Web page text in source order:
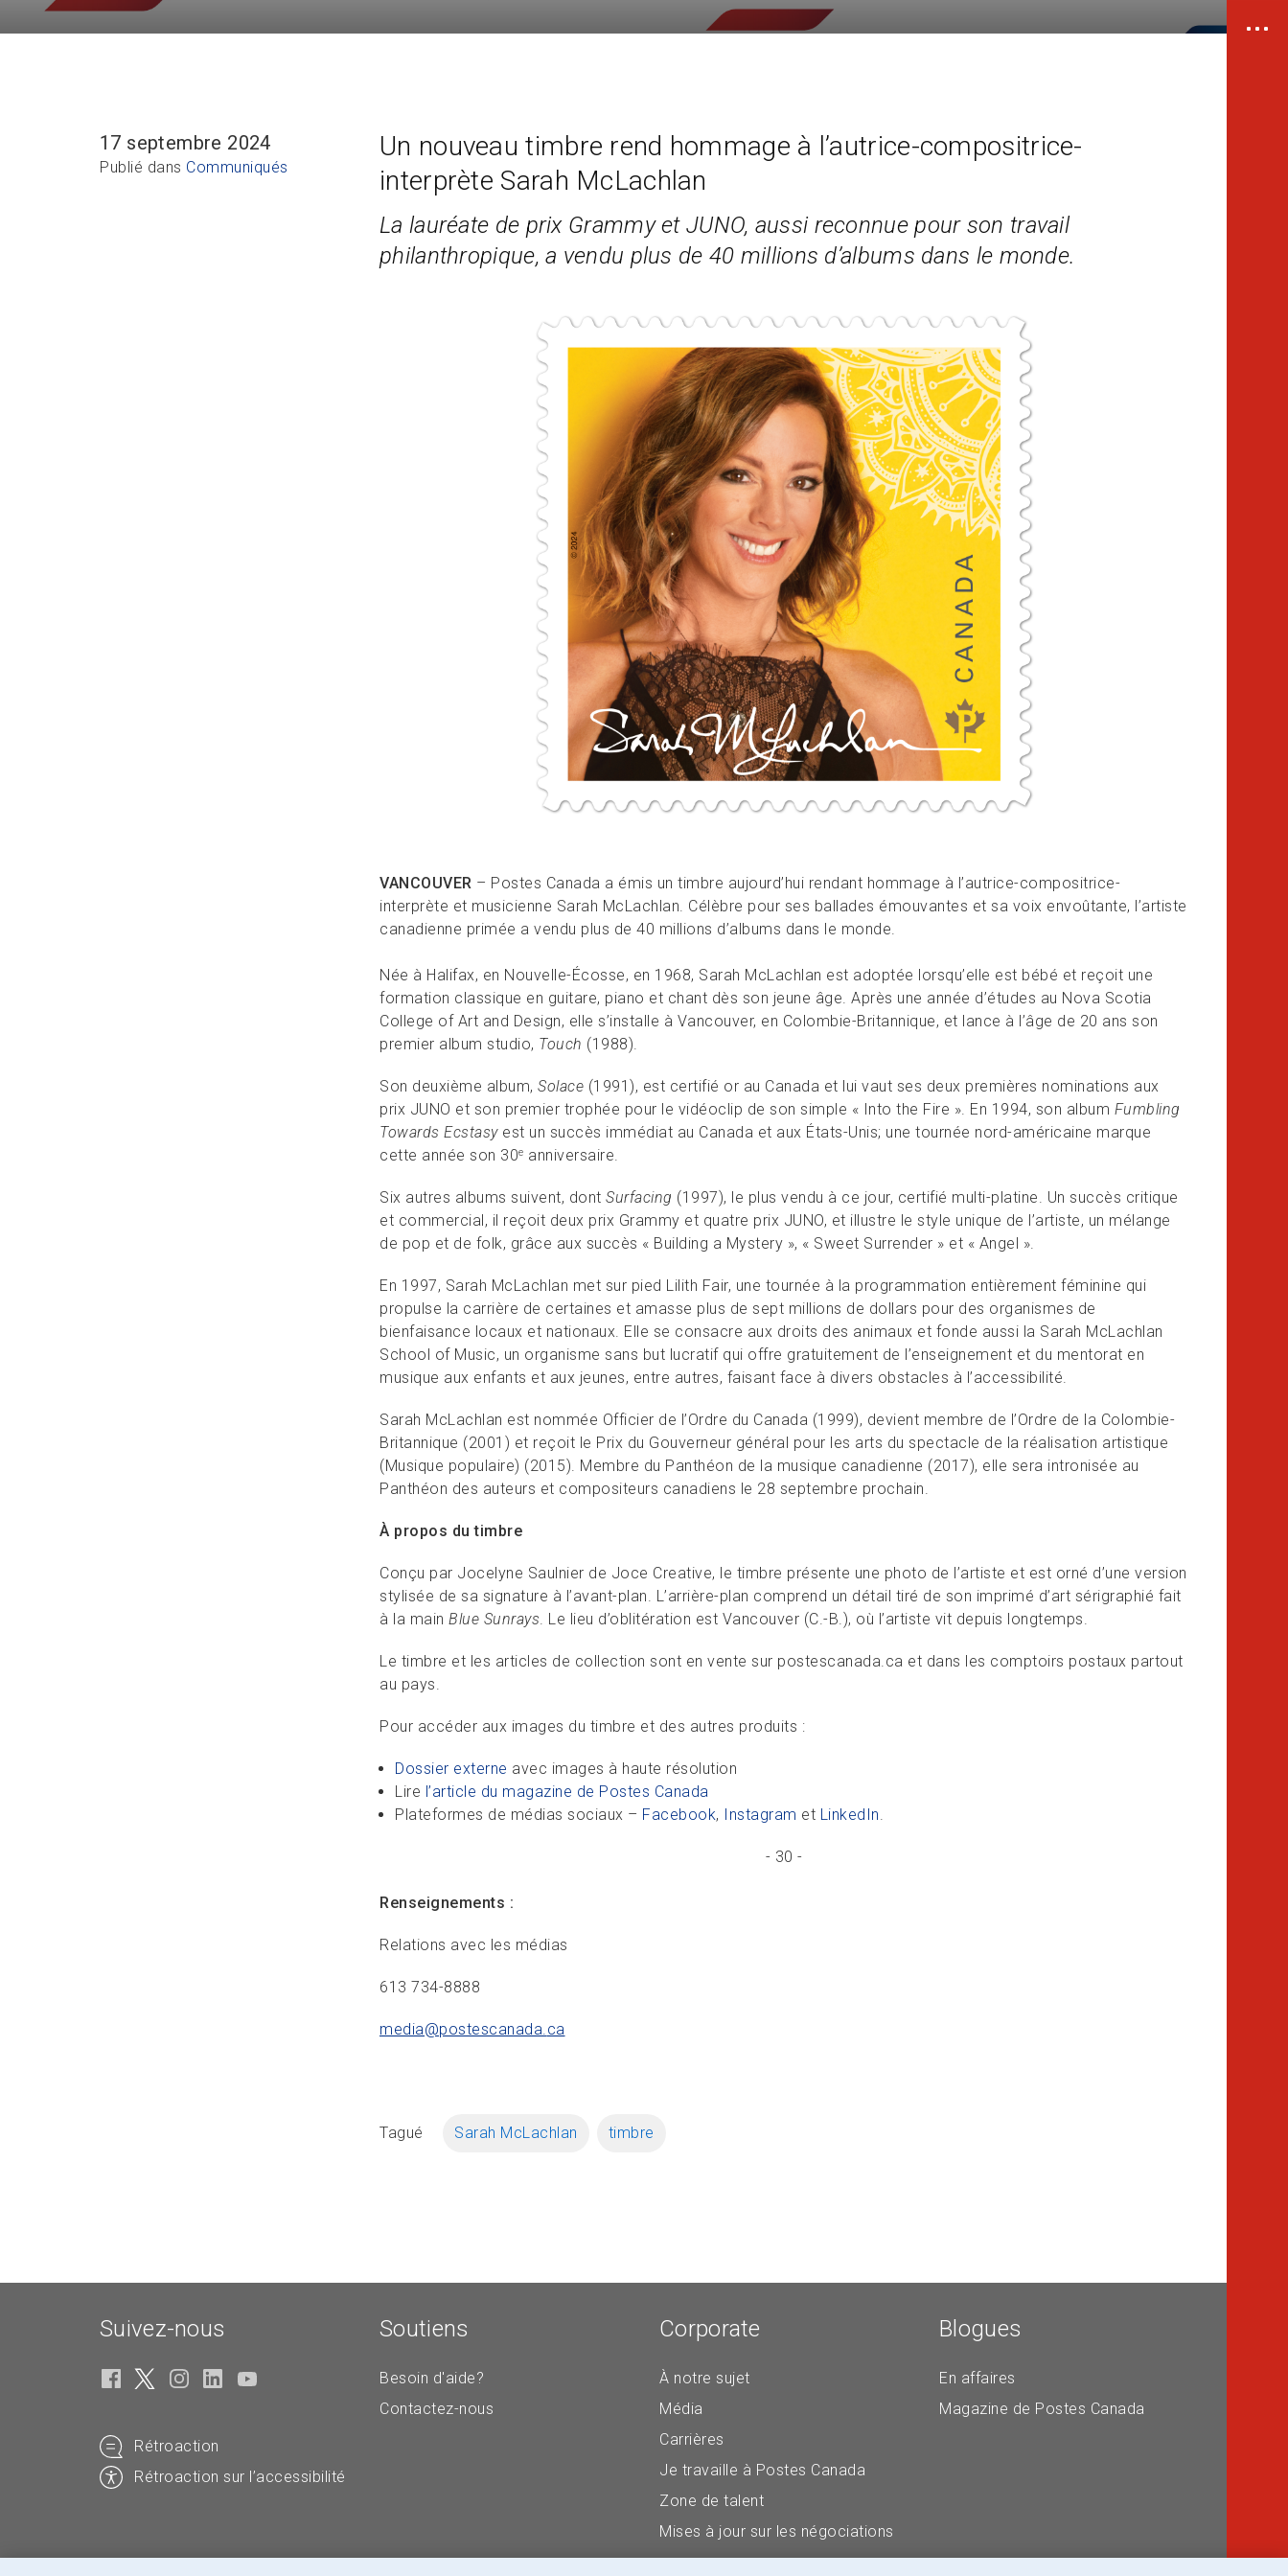
17 septembre 2024
Publié dans Communiqués
Un nouveau timbre rend hommage à l’autrice-compositrice-
interprète Sarah McLachlan
La lauréate de prix Grammy et JUNO, aussi reconnue pour son travail
philanthropique, a vendu plus de 40 millions d’albums dans le monde.
VANCOUVER – Postes Canada a émis un timbre aujourd’hui rendant hommage à l’autrice-compositrice-
interprète et musicienne Sarah McLachlan. Célèbre pour ses ballades émouvantes et sa voix envoûtante, l’artiste
canadienne primée a vendu plus de 40 millions d’albums dans le monde.
Née à Halifax, en Nouvelle-Écosse, en 1968, Sarah McLachlan est adoptée lorsqu’elle est bébé et reçoit une
formation classique en guitare, piano et chant dès son jeune âge. Après une année d’études au Nova Scotia
College of Art and Design, elle s’installe à Vancouver, en Colombie-Britannique, et lance à l’âge de 20 ans son
premier album studio, Touch (1988).
Son deuxième album, Solace (1991), est certifié or au Canada et lui vaut ses deux premières nominations aux
prix JUNO et son premier trophée pour le vidéoclip de son simple « Into the Fire ». En 1994, son album Fumbling
Towards Ecstasyest un succès immédiat au Canada et aux États-Unis; une tournée nord-américaine marque
cette année son 30e anniversaire.
Six autres albums suivent, dont Surfacing (1997), le plus vendu à ce jour, certifié multi-platine. Un succès critique
et commercial, il reçoit deux prix Grammy et quatre prix JUNO, et illustre le style unique de l’artiste, un mélange
de pop et de folk, grâce aux succès « Building a Mystery », « Sweet Surrender » et « Angel ».
En 1997, Sarah McLachlan met sur pied Lilith Fair, une tournée à la programmation entièrement féminine qui
propulse la carrière de certaines et amasse plus de sept millions de dollars pour des organismes de
bienfaisance locaux et nationaux. Elle se consacre aux droits des animaux et fonde aussi la Sarah McLachlan
School of Music, un organisme sans but lucratif qui offre gratuitement de l’enseignement et du mentorat en
musique aux enfants et aux jeunes, entre autres, faisant face à divers obstacles à l’accessibilité.
Sarah McLachlan est nommée Officier de l’Ordre du Canada (1999), devient membre de l’Ordre de la Colombie-
Britannique (2001) et reçoit le Prix du Gouverneur général pour les arts du spectacle de la réalisation artistique
(Musique populaire) (2015). Membre du Panthéon de la musique canadienne (2017), elle sera intronisée au
Panthéon des auteurs et compositeurs canadiens le 28 septembre prochain.
À propos du timbre
Conçu par Jocelyne Saulnier de Joce Creative, le timbre présente une photo de l’artiste et est orné d’une version
stylisée de sa signature à l’avant-plan. L’arrière-plan comprend un détail tiré de son imprimé d’art sérigraphié fait
à la main Blue Sunrays . Le lieu d’oblitération est Vancouver (C.-B.), où l’artiste vit depuis longtemps.
Le timbre et les articles de collection sont en vente sur postescanada.ca et dans les comptoirs postaux partout
au pays.
Pour accéder aux images du timbre et des autres produits :
Dossier externe avec images à haute résolution
Lire l’article du magazine de Postes Canada
Plateformes de médias sociaux – Facebook, Instagram et LinkedIn
- 30 -
Renseignements :
Relations avec les médias
613 734-8888
media@postescanada. ca
Tagué Sarah McLachlan timbre
Suivez-nous
Rétroaction
Rétroaction sur l’accessibilité
Soutiens
Besoin d'aide?
Contactez-nous
Corporate
À notre sujet
Média
Carrières
Je travaille à Postes Canada
Zone de talent
Mises à jour sur les négociations
Blogues
En affaires
Magazine de Postes Canada